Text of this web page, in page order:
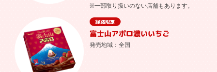
※一部取り扱いのない店舗もあります。
富士山アポロ濃いいちご
発売地域：全国